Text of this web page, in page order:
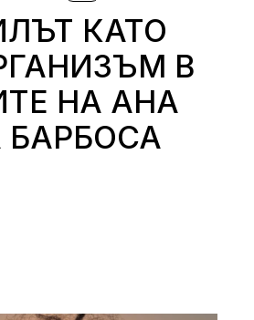
КАТО
В
НА АНА
БАРБОСА